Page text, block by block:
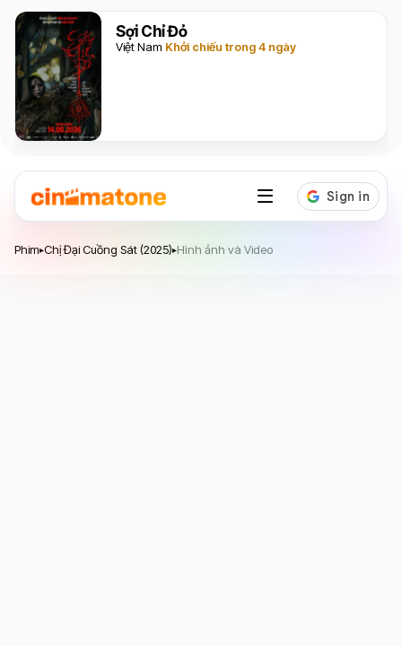
Sợi Chỉ Đỏ
Việt Nam Khởi chiếu trong 4 ngày
Phim▸Chị Đại Cuồng Sát (2025)▸Hình ảnh và Video